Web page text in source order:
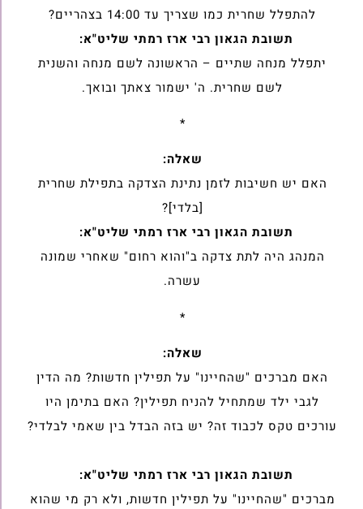
להתפלל שחרית כמו שצריך ‏עד 14:00 בצהריים?
תשובת הגאון רבי ארז רמתי שליט"א:
יתפלל מנחה שתיים – הראשונה לשם מנחה והשנית
לשם שחרית. ה' ישמור ‏צאתך ובואך.
*
שאלה:
האם יש חשיבות לזמן נתינת הצדקה בתפילת שחרית
[בלדי]?
תשובת הגאון רבי ארז רמתי שליט"א:
המנהג היה לתת צדקה ב"והוא רחום" שאחרי שמונה
עשרה.‏
*
שאלה:
האם מברכים "שהחיינו" על תפילין חדשות? מה הדין
לגבי ילד שמתחיל להניח ‏תפילין? האם בתימן היו
עורכים טקס לכבוד זה? יש בזה הבדל בין שאמי ‏לבלדי?
תשובת הגאון רבי ארז רמתי שליט"א:
מברכים "שהחיינו" על תפילין חדשות, ולא רק מי שהוא